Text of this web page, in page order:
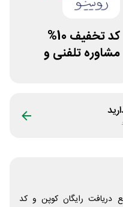
کد تخفیف 10%
مشاوره تلفنی و
دریافت رایگان کوپن و کد